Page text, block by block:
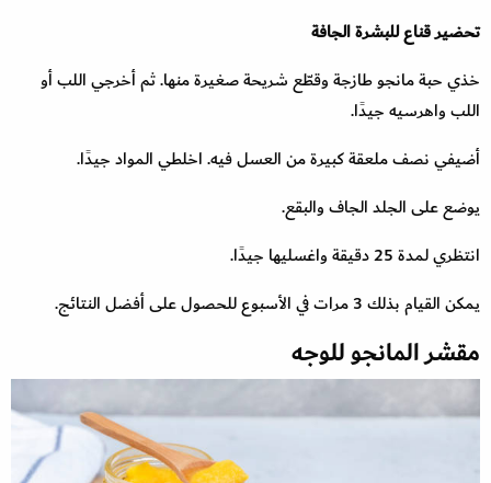
تحضير قناع للبشرة الجافة
خذي حبة مانجو طازجة وقطّع شريحة صغيرة منها. ثم أخرجي اللب أو
اللب واهرسيه جيدًا.
أضيفي نصف ملعقة كبيرة من العسل فيه. اخلطي المواد جيدًا.
يوضع على الجلد الجاف والبقع.
انتظري لمدة 25 دقيقة واغسليها جيدًا.
يمكن القيام بذلك 3 مرات في الأسبوع للحصول على أفضل النتائج.
مقشر المانجو للوجه